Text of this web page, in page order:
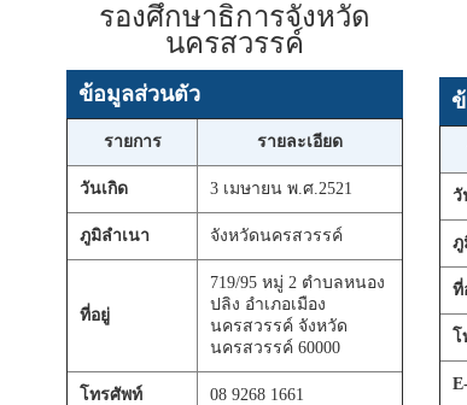
รองศึกษาธิการจังหวัด
นครสวรรค์
ข้อมูลส่วนตัว
รายการ รายละเอียด
วันเกิด 3 เมษายน พ.ศ.2521
ภูมิลำเนา จังหวัดนครสวรรค์
ที่อยู่
719/95 หมู่ 2 ตำบลหนอง
ปลิง อำเภอเมือง
นครสวรรค์ จังหวัด
นครสวรรค์ 60000
โทรศัพท์ 08 9268 1661
วั
ภู
ที่